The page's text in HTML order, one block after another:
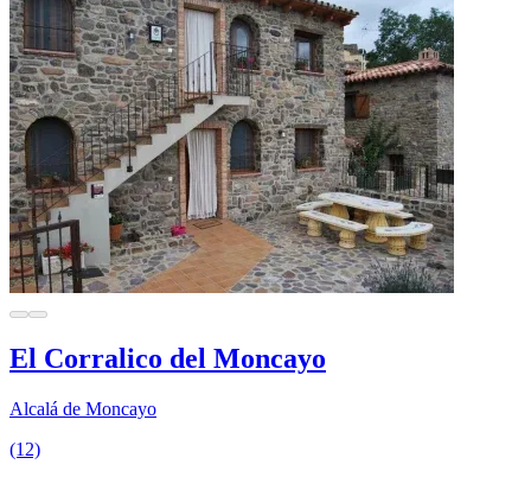
El Corralico del Moncayo
Alcalá de Moncayo
(12)